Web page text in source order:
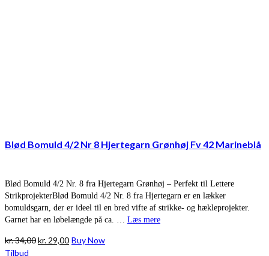
Blød Bomuld 4/2 Nr 8 Hjertegarn Grønhøj Fv 42 Marineblå
Blød Bomuld 4/2 Nr. 8 fra Hjertegarn Grønhøj – Perfekt til Lettere
StrikprojekterBlød Bomuld 4/2 Nr. 8 fra Hjertegarn er en lækker
bomuldsgarn, der er ideel til en bred vifte af strikke- og hækleprojekter.
Garnet har en løbelængde på ca. … Læs mere
kr.34,00Den
kr.29,00Den
Buy Now
Tilbud